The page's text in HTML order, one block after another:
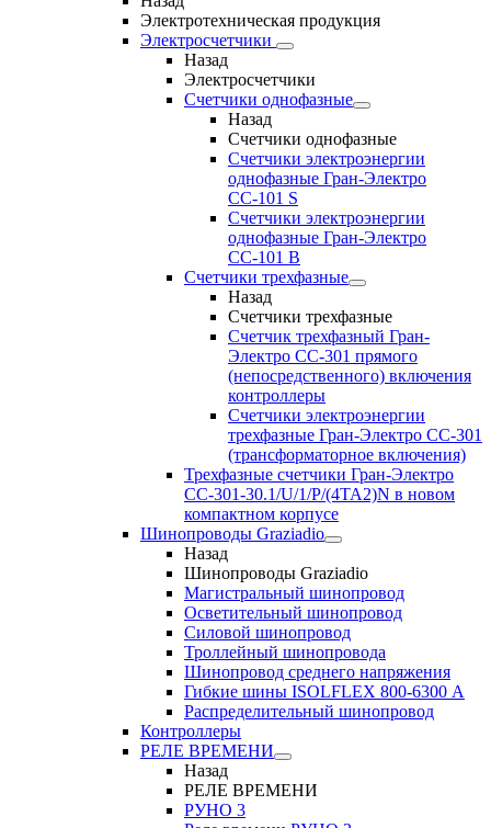
Электротехническая продукция
Электросчетчики
Назад
Электросчетчики
Счетчики однофазные
Назад
Счетчики однофазные
Счетчики электроэнергии
однофазные Гран-Электро
СС-101 S
Счетчики электроэнергии
однофазные Гран-Электро
СС-101 B
Счетчики трехфазные
Назад
Счетчики трехфазные
Счетчик трехфазный Гран-
Электро CC-301 прямого
(непосредственного) включения
контроллеры
Счетчики электроэнергии
трехфазные Гран-Электро CC-301
(трансформаторное включения)
Трехфазные счетчики Гран-Электро
СС-301-30.1/U/1/P/(4TA2)N в новом
компактном корпусе
Шинопроводы Graziadio
Назад
Шинопроводы Graziadio
Магистральный шинопровод
Осветительный шинопровод
Силовой шинопровод
Троллейный шинопровода
Шинопровод среднего напряжения
Гибкие шины ISOLFLEX 800-6300 А
Распределительный шинопровод
Контроллеры
РЕЛЕ ВРЕМЕНИ
Назад
РЕЛЕ ВРЕМЕНИ
РУНО 3